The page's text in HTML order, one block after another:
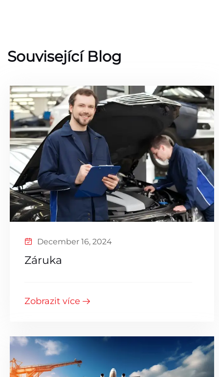
Související Blog
December 16, 2024
Záruka
Zobrazit více